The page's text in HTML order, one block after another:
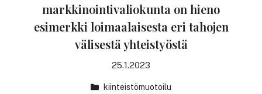
markkinointivaliokunta on hieno
esimerkki loimaalaisesta eri tahojen
välisestä yhteistyöstä
25.1.2023
kiinteistömuotoilu